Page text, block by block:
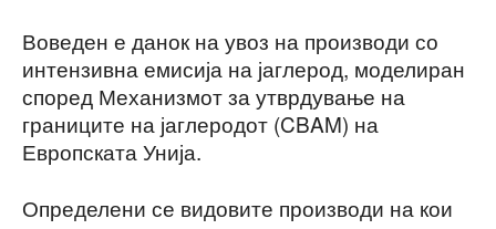
Воведен е данок на увоз на производи со
интензивна емисија на јаглерод, моделиран
според Механизмот за утврдување на
границите на јаглеродот (CBAM) на
Европската Унија.
Определени се видовите производи на кои